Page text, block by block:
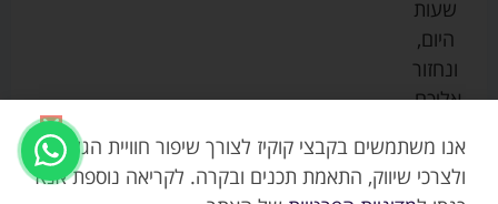
וצעצועים
בטיחות
שעות
היום,
ונחזור
אליכם.
אנו משתמשים בקבצי קוקיז לצורך שיפור חוויית הגלישה,
ולצרכי שיווק, התאמת תכנים ובקרה. לקריאה נוספת אנא